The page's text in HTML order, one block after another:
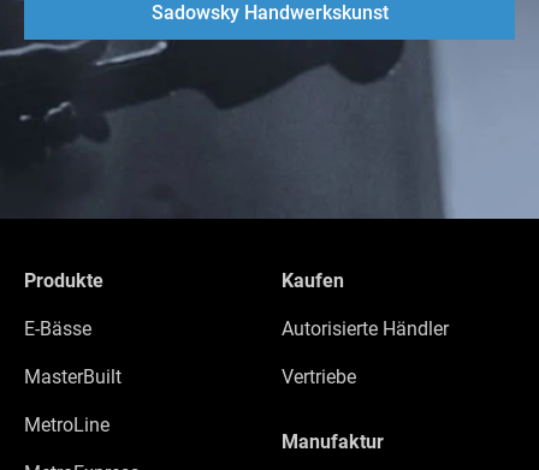
Sadowsky Handwerkskunst
Produkte
E-Bässe
MasterBuilt
MetroLine
Kaufen
Autorisierte Händler
Vertriebe
Manufaktur